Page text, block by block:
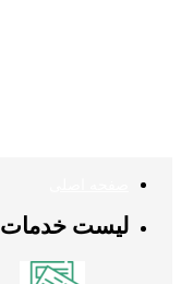
لیست خدمات